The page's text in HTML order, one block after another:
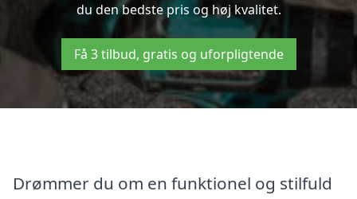
du den bedste pris og høj kvalitet.
Få 3 tilbud, gratis og uforpligtende
Drømmer du om en funktionel og stilfuld